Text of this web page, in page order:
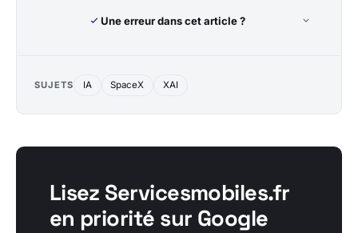
Une erreur dans cet article ?
SUJETS IA SpaceX XAI
Lisez Servicesmobiles.fr
en priorité sur Google